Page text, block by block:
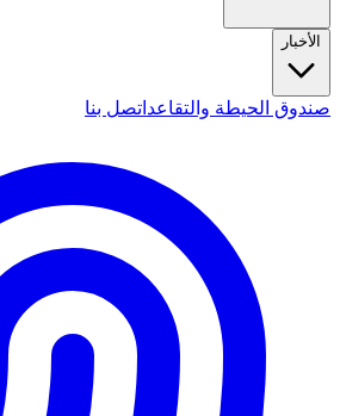
الأخبار
صندوق الحيطة والتقاعد اتصل بنا